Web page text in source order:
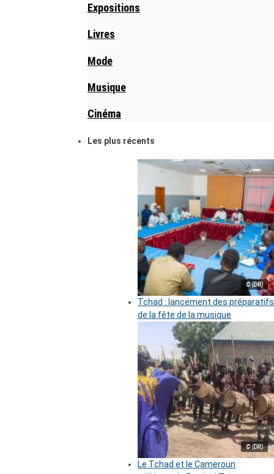
Expositions
Livres
Mode
Musique
Cinéma
Les plus récents
© (DR)
Tchad : lancement des préparatifs
de la fête de la musique
© (DR)
Le Tchad et le Cameroun